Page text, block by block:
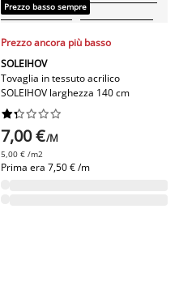
Prezzo basso sempre
Prezzo ancora più basso
SOLEIHOV
Tovaglia in tessuto acrilico
SOLEIHOV larghezza 140 cm






7,00 €/M
5,00 € /m2
Prima era 7,50 € /m